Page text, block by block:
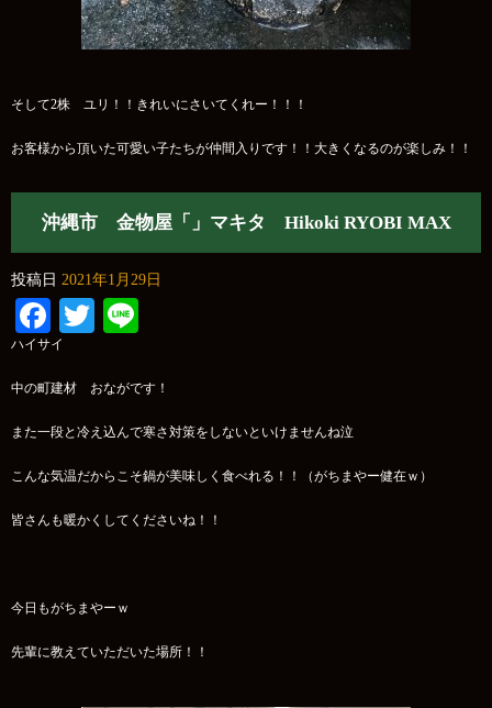
そして2株 ユリ！！きれいにさいてくれー！！！
お客様から頂いた可愛い子たちが仲間入りです！！大きくなるのが楽しみ！！
沖縄市 金物屋「」マキタ Hikoki RYOBI MAX
投稿日 2021年1月29日
Facebook
Twitter
ハイサイ
中の町建材 おながです！
また一段と冷え込んで寒さ対策をしないといけませんね泣
こんな気温だからこそ鍋が美味しく食べれる！！（がちまやー健在ｗ）
皆さんも暖かくしてくださいね！！
今日もがちまやーｗ
先輩に教えていただいた場所！！